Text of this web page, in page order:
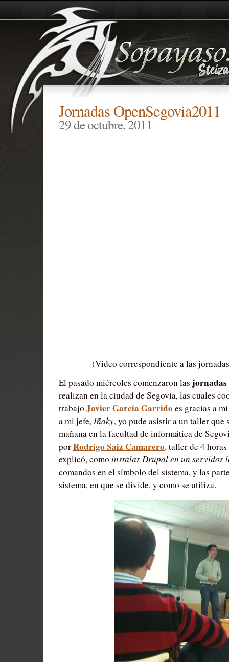
Jornadas OpenSegovia2011
29 de octubre, 2011
(Video correspondiente a las
El pasado miércoles comenzaron las
realizan en la ciudad de Segovia, las cuales
trabajo Javier García Garrido es gracias a
a mi jefe,Iñaky, yo pude asistir a un taller que
mañana en la facultad de informática de
porRodrigo Saiz Camarero,taller de 4
explicó, como instalar Drupal en un servidor
comandos en el símbolo del sistema, y las
sistema, en que se divide, y como se utiliza.